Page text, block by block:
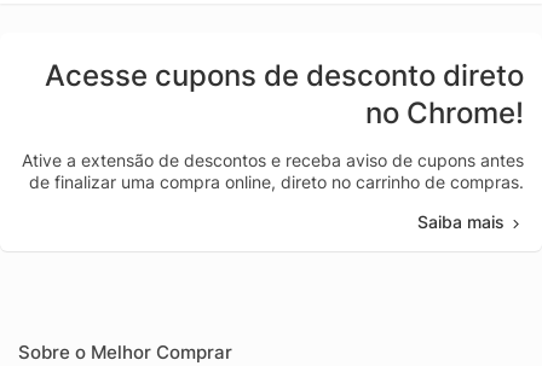
Acesse cupons de desconto direto
no Chrome!
Ative a extensão de descontos e receba aviso de cupons antes
de finalizar uma compra online, direto no carrinho de compras.
Saiba mais
Sobre o Melhor Comprar